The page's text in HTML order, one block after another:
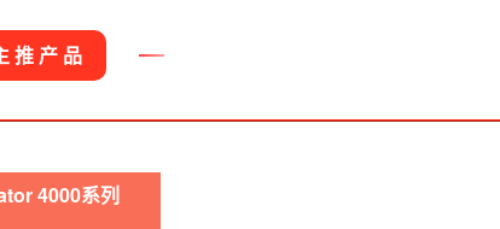
推产品
4000系列